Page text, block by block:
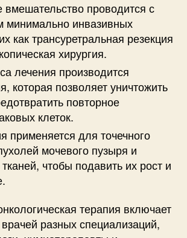
проводится с
минимально инвазивных
как трансуретральная резекция
хирургия.
лечения производится
которая позволяет уничтожить
повторное
клеток.
применяется для точечного
мочевого пузыря и
чтобы подавить их рост и
терапия включает
разных специализаций,